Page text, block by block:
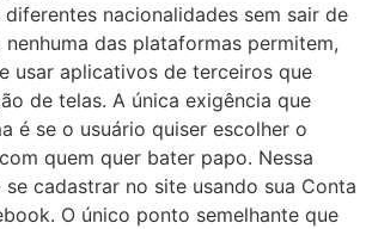
nacionalidades sem sair de
das plataformas permitem,
usar aplicativos de terceiros que
de telas. A única exigência que
é se o usuário quiser escolher o
quem quer bater papo. Nessa
cadastrar no site usando sua Conta
O único ponto semelhante que